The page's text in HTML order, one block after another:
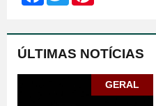
ÚLTIMAS NOTÍCIAS
GERAL